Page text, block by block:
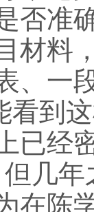
否准
材料
、一
看到
已经
几
在陈